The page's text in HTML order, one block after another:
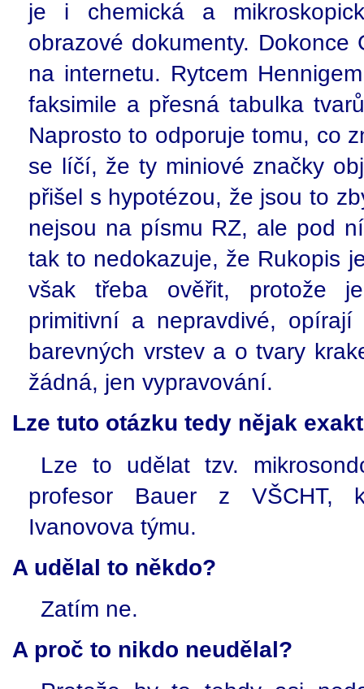
je i chemická a
obrazové dokumenty.
na internetu. Rytcem
faksimile a přesná tabulka
Naprosto to odporuje tomu, co
se líčí, že ty miniové značky
přišel s hypotézou, že jsou to
nejsou na písmu RZ, ale pod
tak to nedokazuje, že Rukopis
však třeba ověřit, protože
primitivní a nepravdivé,
barevných vrstev a o tvary
žádná, jen vypravování.
Lze tuto otázku tedy nějak
Lze to udělat tzv.
profesor Bauer z VŠCHT,
Ivanovova týmu.
A udělal to někdo?
Zatím ne.
A proč to nikdo neudělal?